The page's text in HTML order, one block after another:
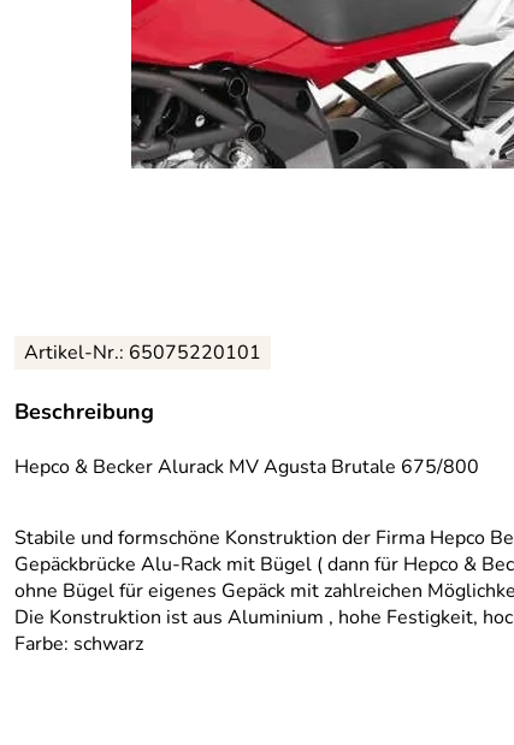
Artikel-Nr.: 65075220101
Beschreibung
Hepco & Becker Alurack MV Agusta Brutale 675/800
Stabile und formschöne Konstruktion der Firma Hepco
Gepäckbrücke Alu-Rack mit Bügel ( dann für Hepco &
ohne Bügel für eigenes Gepäck mit zahlreichen
Die Konstruktion ist aus Aluminium , hohe Festigkeit,
Farbe: schwarz